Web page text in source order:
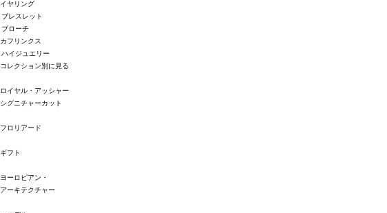
イヤリング
ブレスレット
ブローチ
カフリンクス
ハイジュエリー
コレクション別に見る
ロイヤル・アッシャー
シグニチャーカット
フロリアード
ギフト
ヨーロピアン・
アーキテクチャー